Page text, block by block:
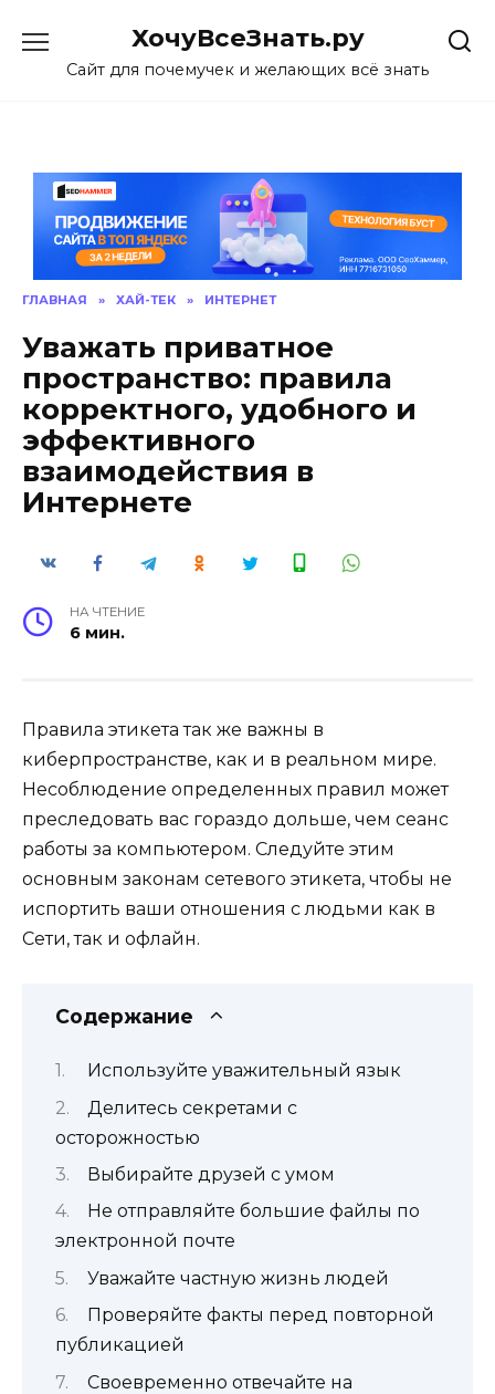
content
ХочуВсеЗнать.ру
Сайт для почемучек и желающих всё знать
ГЛАВНАЯ » ХАЙ-ТЕК » ИНТЕРНЕТ
Уважать приватное
пространство: правила
корректного, удобного и
эффективного
взаимодействия в
Интернете
НА ЧТЕНИЕ
6 мин.
Правила этикета так же важны в
киберпространстве, как и в реальном мире.
Несоблюдение определенных правил может
преследовать вас гораздо дольше, чем сеанс
работы за компьютером. Следуйте этим
основным законам сетевого этикета, чтобы не
испортить ваши отношения с людьми как в
Сети, так и офлайн.
Содержание
Используйте уважительный язык
Делитесь секретами с
осторожностью
Выбирайте друзей с умом
Не отправляйте большие файлы по
электронной почте
Уважайте частную жизнь людей
Проверяйте факты перед повторной
публикацией
Своевременно отвечайте на